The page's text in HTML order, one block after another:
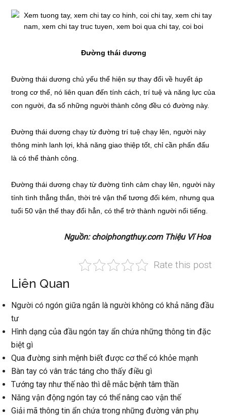
Đường thái dương
Đường thái dương chủ yếu thể hiện sự thay đổi về huyết áp
trong cơ thể, nó liên quan đến tính cách, trí tuệ và năng lực của
con người, đa số những người thành công đều có đường này.
Đường thái dương chạy từ đường trí tuệ chạy lên, người này
thông minh lanh lợi, khả năng giao thiệp tốt, chỉ cần phấn đấu
là có thể thành công.
Đường thái dương chạy từ đường tình cảm chạy lên, người này
tính tình thẳng thắn, thời trẻ vận thế tương đối kém, nhưng qua
tuổi 50 vận thế thay đổi hẳn, có thể trở thành người nổi tiếng.
Nguồn: choiphongthuy.com Thiệu Vĩ Hoa
Rate this post
Liên Quan
Người có ngón giữa ngắn là người không có khả năng đầu
tư
Hình dạng của đầu ngón tay ẩn chứa những thông tin đặc
biệt gì
Qua đường sinh mệnh biết được cơ thể có khỏe mạnh
Bàn tay có vân trác táng cho thấy điều gì
Tướng tay như thế nào thì dễ mắc bệnh tâm thần
Năng vận động ngón tay có thể nâng cao vận thế
Giải mã thông tin ẩn chứa trong những đường vân phụ